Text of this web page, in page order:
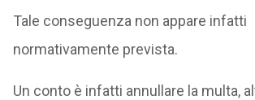
Tale conseguenza non appare infatti
normativamente prevista.
Un conto è infatti annullare la multa,